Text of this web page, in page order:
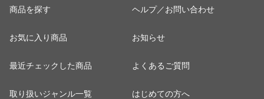
商品を探す
お気に入り商品
最近チェックした商品
取り扱いジャンル一覧
ヘルプ／お問い合わせ
お知らせ
よくあるご質問
はじめての方へ